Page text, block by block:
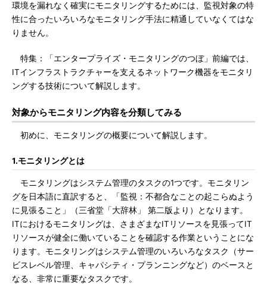
環境を漏れなく確実にモニタリングするためには、監視対象の特
性に合ったいろいろなモニタリング手法に精通していなくてはな
りません。
特集：「エンタープライズ・モニタリングのつぼ」前編では、
ITインフラストラクチャーを支えるネットワーク機器をモニタリ
ングする技術について解説します。
対象からモニタリング内容を分類してみる
初めに、モニタリングの概要について解説します。
1.モニタリングとは
モニタリングはシステム管理のタスクの1つです。モニタリン
グを日本語に直訳すると、「監視：不都合なことの起こらぬよう
に見張ること」（三省堂「大辞林」 第二版より）となります。
ITにおけるモニタリングは、さまざまなITリソースを見張ってIT
リソースが健全に働いていることを確認する作業ということにな
ります。モニタリングはシステム管理のいろいろなタスク（サー
ビスレベル管理、キャパシティ・プランニングなど）のベースと
なる、非常に重要なタスクです。